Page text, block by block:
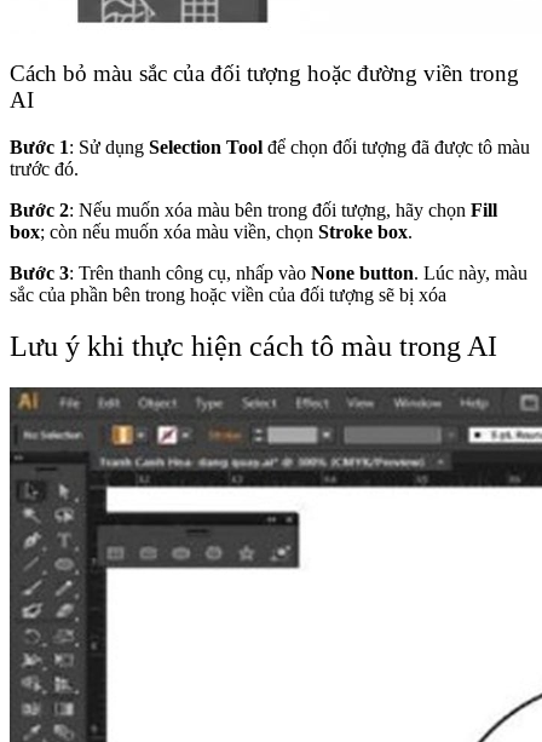
Cách bỏ màu sắc của đối tượng hoặc đường viền trong
AI
Bước 1: Sử dụng Selection Tool để chọn đối tượng đã được tô màu
trước đó.
Bước 2: Nếu muốn xóa màu bên trong đối tượng, hãy chọn Fill
box; còn nếu muốn xóa màu viền, chọn Stroke box.
Bước 3: Trên thanh công cụ, nhấp vào None button. Lúc này, màu
sắc của phần bên trong hoặc viền của đối tượng sẽ bị xóa
Lưu ý khi thực hiện cách tô màu trong AI